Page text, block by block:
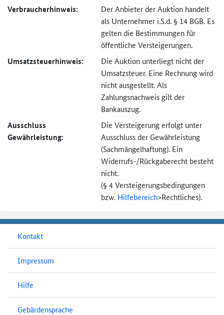
Verbraucher­hinweis:
Der Anbieter der Auktion handelt
als Unternehmer i.S.d. § 14 BGB. Es
gelten die Bestimmungen für
öffentliche Versteigerungen.
Umsatzsteuer­hinweis:
Die Auktion unterliegt nicht der
Umsatzsteuer. Eine Rechnung wird
nicht ausgestellt. Als
Zahlungsnachweis gilt der
Bankauszug.
Ausschluss
Gewährleistung:
Die Versteigerung erfolgt unter
Ausschluss der Gewährleistung
(Sachmängel­haftung). Ein
Widerrufs-/Rückgaberecht besteht
nicht.
(§ 4 Versteigerungs­bedingungen
bzw. Hilfebereich>Rechtliches).
Kontakt
Impressum
Hilfe
Gebärdensprache